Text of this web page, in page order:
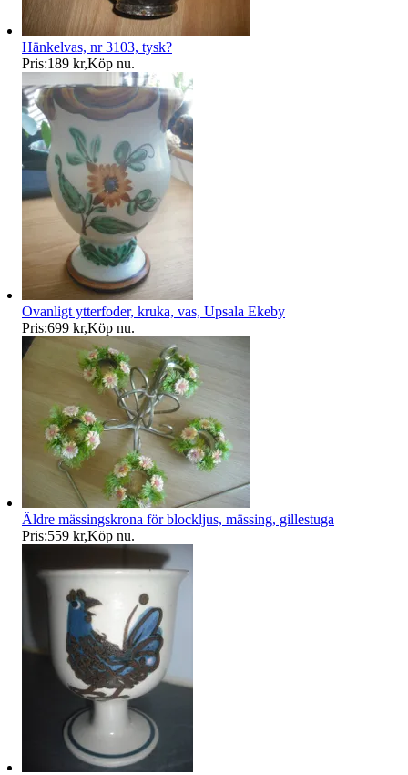
Hänkelvas, nr 3103, tysk?
Pris:189 kr,Köp nu.
Ovanligt ytterfoder, kruka, vas, Upsala Ekeby
Pris:699 kr,Köp nu.
Äldre mässingskrona för blockljus, mässing, gillestuga
Pris:559 kr,Köp nu.